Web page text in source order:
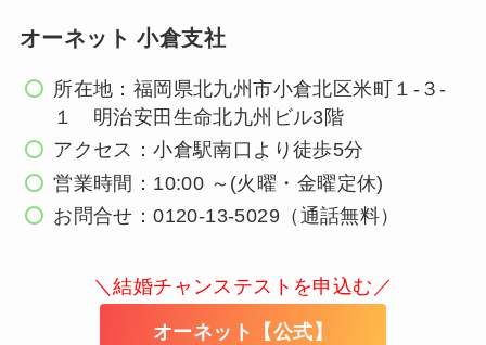
オーネット 小倉支社
所在地：福岡県北九州市小倉北区米町１-３-
１ 明治安田生命北九州ビル3階
アクセス：小倉駅南口より徒歩5分
営業時間：10:00 ～(火曜・金曜定休)
お問合せ：0120-13-5029（通話無料）
＼結婚チャンステストを申込む／
オーネット【公式】